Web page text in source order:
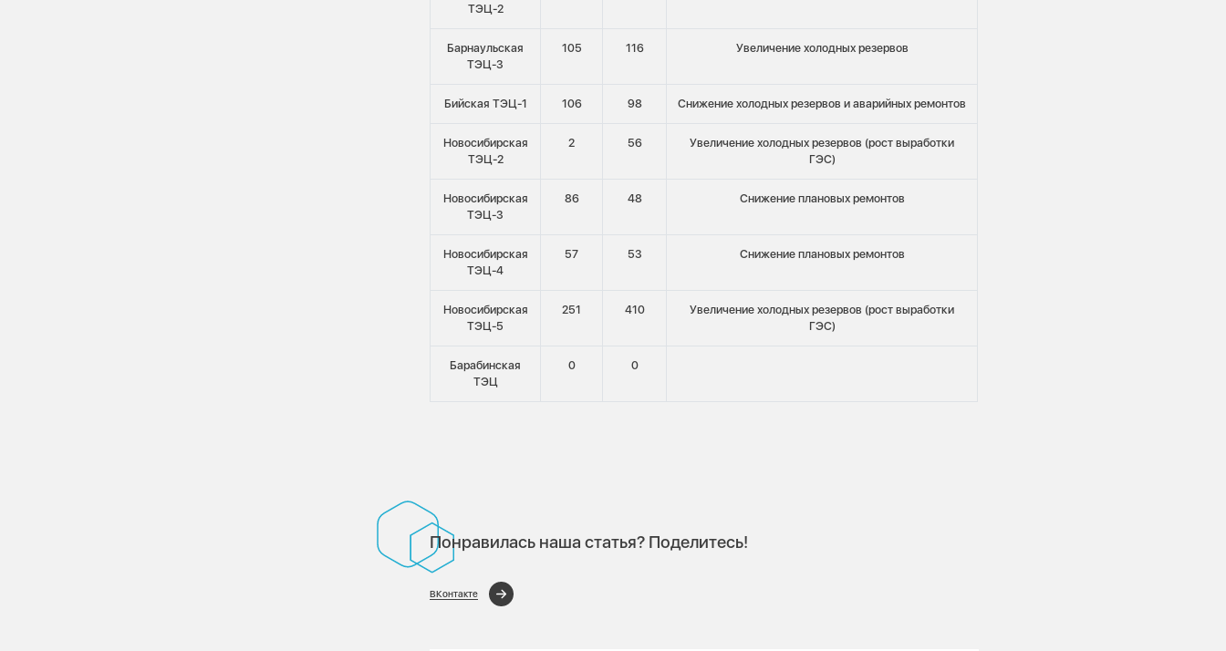
ТЭЦ-2
Барнаульская
ТЭЦ-3
105 116 Увеличение холодных резервов
Бийская ТЭЦ-1 106 98 Снижение холодных резервов и аварийных ремонтов
Новосибирская
ТЭЦ-2
2 56
Увеличение холодных резервов (рост выработки
ГЭС)
Новосибирская
ТЭЦ-3
86 48 Снижение плановых ремонтов
Новосибирская
ТЭЦ-4
57 53 Снижение плановых ремонтов
Новосибирская
ТЭЦ-5
251 410
Увеличение холодных резервов (рост выработки
ГЭС)
Барабинская
ТЭЦ
0 0
Понравилась наша статья? Поделитесь!
ВКонтакте